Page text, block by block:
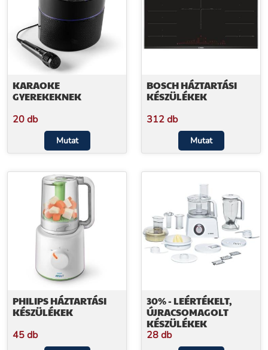
KARAOKE
GYEREKEKNEK
20 db
Mutat
BOSCH HÁZTARTÁSI
KÉSZÜLÉKEK
312 db
Mutat
PHILIPS HÁZTARTÁSI
KÉSZÜLÉKEK
45 db
30% - LEÉRTÉKELT,
ÚJRACSOMAGOLT
KÉSZÜLÉKEK
28 db